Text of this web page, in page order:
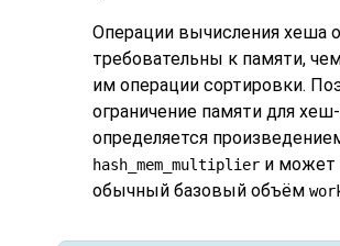
Операции вычисления хеша
требовательны к памяти,
им операции сортировки.
ограничение памяти для
определяется
hash_mem_multiplier и
обычный базовый объём